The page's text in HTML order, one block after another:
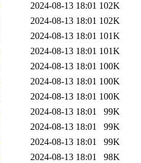
2024-08-13 18:01 102K
2024-08-13 18:01 102K
2024-08-13 18:01 101K
2024-08-13 18:01 101K
2024-08-13 18:01 100K
2024-08-13 18:01 100K
2024-08-13 18:01 100K
2024-08-13 18:01
99K
2024-08-13 18:01
99K
2024-08-13 18:01
99K
2024-08-13 18:01
98K